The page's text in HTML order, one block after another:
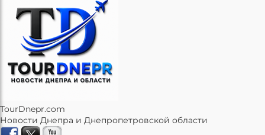
TourDnepr.com
Новости Днепра и Днепропетровской области